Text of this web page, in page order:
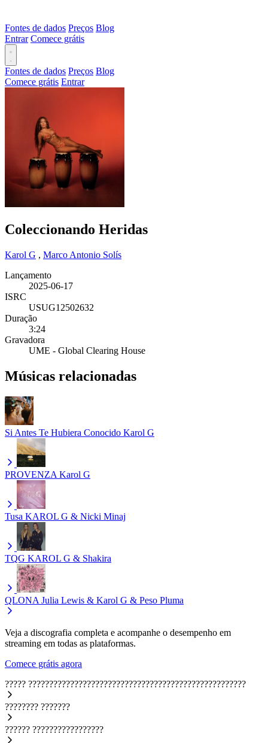
Fontes de dados Preços Blog
Entrar Comece grátis
Fontes de dados Preços Blog
Comece grátis Entrar
Coleccionando Heridas
Karol G , Marco Antonio Solís
Lançamento
2025-06-17
ISRC
USUG12502632
Duração
3:24
Gravadora
UME - Global Clearing House
Músicas relacionadas
Si Antes Te Hubiera Conocido Karol G
PROVENZA Karol G
Tusa KAROL G & Nicki Minaj
TQG KAROL G & Shakira
QLONA Julia Lewis & Karol G & Peso Pluma
Veja a discografia completa e acompanhe o desempenho em
streaming em todas as plataformas.
Comece grátis agora
????? ????????????????????????????????????????????????????
???????? ???????
?????? ?????????????????